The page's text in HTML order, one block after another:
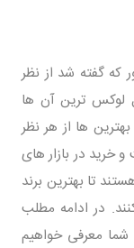
که گفته شد از نظر
لوکس ترین آن ها
ها از هر نظر
و خرید در بازار های
تا بهترین برند
در ادامه مطلب
شما معرفی خواهیم